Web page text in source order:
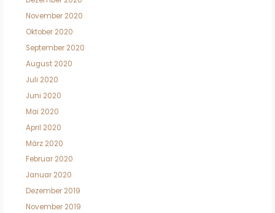
November 2020
Oktober 2020
September 2020
August 2020
Juli 2020
Juni 2020
Mai 2020
April 2020
März 2020
Februar 2020
Januar 2020
Dezember 2019
November 2019